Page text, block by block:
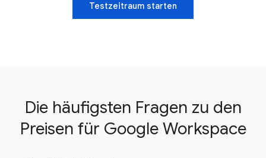
Testzeitraum starten
Die häufigsten Fragen zu den
Preisen für Google Workspace